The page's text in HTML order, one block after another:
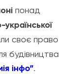
понад
своє право
будівництва
інфо”.